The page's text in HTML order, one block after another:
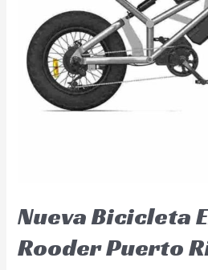
Nueva Bicicleta
Rooder Puerto